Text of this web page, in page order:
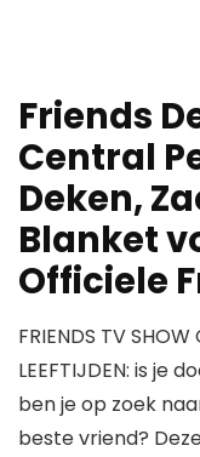
Friends
Central
Deken,
Blanket
Officiele
FRIENDS TV SHOW
LEEFTIJDEN: is je
ben je op zoek
beste vriend?